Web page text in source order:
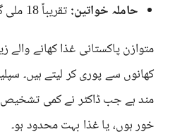
حاملہ خواتین: تقریباً 18 ملی گرام روزانہ
متوازن پاکستانی غذا کھانے والے
کھانوں سے پوری کر لیتے ہیں۔
مند ہے جب ڈاکٹر نے کمی
خور ہوں، یا غذا بہت محدود ہو۔